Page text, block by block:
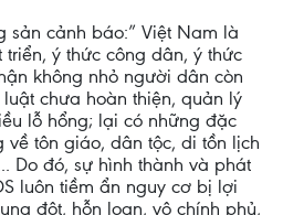
sản cảnh báo:” Việt Nam là
ý thức công dân, ý thức
không nhỏ người dân còn
chưa hoàn thiện, quản lý
lỗ hổng; lại có những đặc
tôn giáo, dân tộc, di tồn lịch
Do đó, sự hình thành và phát
luôn tiềm ẩn nguy cơ bị lợi
đột, hỗn loạn, vô chính phủ,